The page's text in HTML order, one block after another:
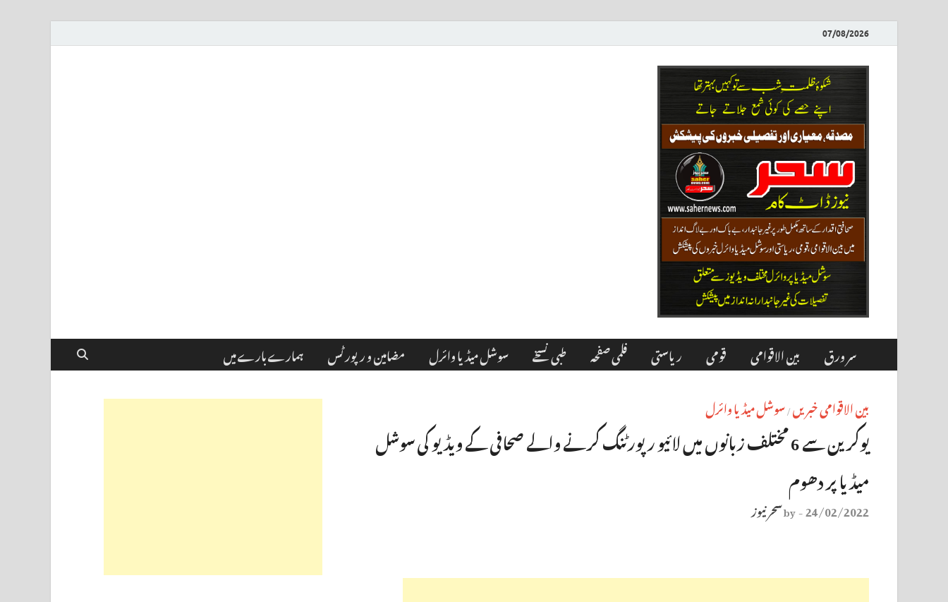
07/08/2026
سر ورق بین الاقوامی قومی ریاستی فلمی صفحہ طبی نسخے سوشل میڈیا وائرل مضامین و رپورٹس
ہمارے بارے میں
بین الاقوامی خبریں / سوشل میڈیا وائرل
یوکرین سے 6 مختلف زبانوں میں لائیو رپورٹنگ کرنے والے صحافی کے ویڈیو کی سوشل
میڈیا پر دھوم
24/02/2022
-
byسحر نیوز